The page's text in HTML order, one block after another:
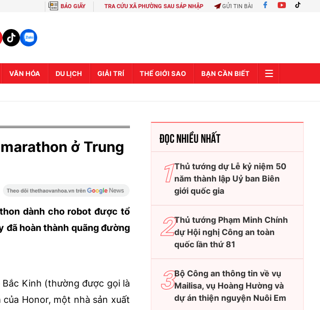
BÁO GIẤY TRA CỨU XÃ PHƯỜNG SAU SÁP NHẬP GỬI TIN BÀI
VĂN HÓA DU LỊCH GIẢI TRÍ THẾ GIỚI SAO BẠN CẦN BIẾT
ở Trung
dành cho robot được tổ
đã hoàn thành quãng đường
Kinh (thường được gọi là
Honor, một nhà sản xuất
ĐỌC NHIỀU NHẤT
Thủ tướng dự Lễ kỷ niệm 50
năm thành lập Uỷ ban Biên
giới quốc gia
Thủ tướng Phạm Minh Chính
dự Hội nghị Công an toàn
quốc lần thứ 81
Bộ Công an thông tin về vụ
Mailisa, vụ Hoàng Hường và
dự án thiện nguyện Nuôi Em